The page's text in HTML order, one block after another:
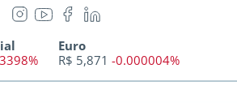
Euro
R$ 5,871 -0.000004%